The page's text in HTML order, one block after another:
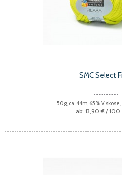
SMC Select
50g, ca. 44m, 65%
13,90 € /